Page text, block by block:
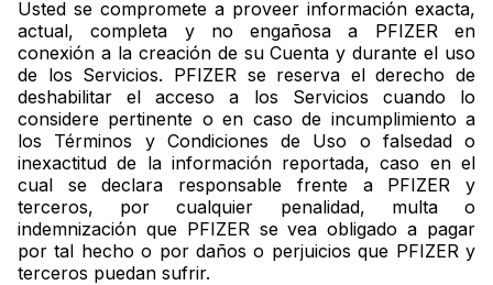
Usted se compromete a proveer información exacta,
actual, completa y no engañosa a PFIZER en
conexión a la creación de su Cuenta y durante el uso
de los Servicios. PFIZER se reserva el derecho de
deshabilitar el acceso a los Servicios cuando lo
considere pertinente o en caso de incumplimiento a
los Términos y Condiciones de Uso o falsedad o
inexactitud de la información reportada, caso en el
cual se declara responsable frente a PFIZER y
terceros, por cualquier penalidad, multa o
indemnización que PFIZER se vea obligado a pagar
por tal hecho o por daños o perjuicios que PFIZER y
terceros puedan sufrir.